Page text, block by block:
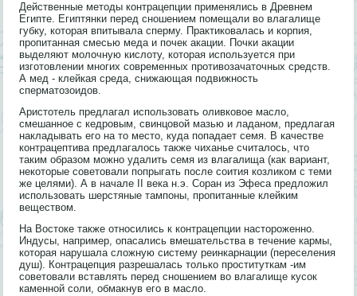
Действенные методы контрацепции применялись в Древнем
Египте. Египтянки перед сношением помещали во влагалище
губку, которая впитывала сперму. Практиковалась и корпия,
пропитанная смесью меда и почек акации. Почки акации
выделяют молочную кислоту, которая используется при
изготовлении многих современных противозачаточных средств.
А мед - клейкая среда, снижающая подвижность
сперматозоидов.
Аристотель предлагал использовать оливковое масло,
смешанное с кедровым, свинцовой мазью и ладаном, предлагая
накладывать его на то место, куда попадает семя. В качестве
контрацептива предлагалось также чиханье считалось, что
таким образом можно удалить семя из влагалища (как вариант,
некоторые советовали попрыгать после соития козликом с теми
же целями). А в начале II века н.э. Соран из Эфеса предложил
использовать шерстяные тампоны, пропитанные клейким
веществом.
На Востоке также относились к контрацепции настороженно.
Индусы, например, опасались вмешательства в течение кармы,
которая нарушала сложную систему реинкарнации (переселения
душ). Контрацепция разрешалась только проституткам -им
советовали вставлять перед сношением во влагалище кусок
каменной соли, обмакнув его в масло.